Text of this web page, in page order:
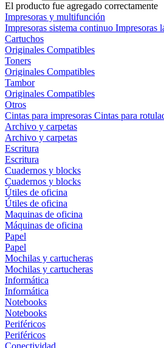
El producto fue agregado correctamente
Impresoras y multifunción
Impresoras sistema continuo Impresoras
Cartuchos
Originales Compatibles
Toners
Originales Compatibles
Tambor
Originales Compatibles
Otros
Cintas para impresoras Cintas para
Archivo y carpetas
Archivo y carpetas
Escritura
Escritura
Cuadernos y blocks
Cuadernos y blocks
Útiles de oficina
Útiles de oficina
Maquinas de oficina
Máquinas de oficina
Papel
Papel
Mochilas y cartucheras
Mochilas y cartucheras
Informática
Informática
Notebooks
Notebooks
Periféricos
Periféricos
Conectividad